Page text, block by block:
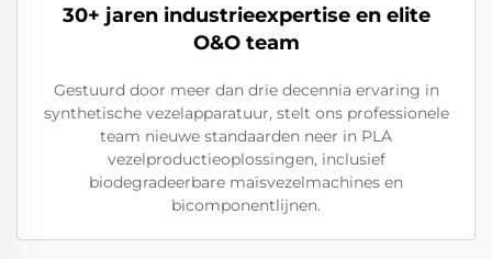
30+ jaren industrieexpertise en elite
O&O team
Gestuurd door meer dan drie decennia ervaring in
synthetische vezelapparatuur, stelt ons professionele
team nieuwe standaarden neer in PLA
vezelproductieoplossingen, inclusief
biodegradeerbare maïsvezelmachines en
bicomponentlijnen.